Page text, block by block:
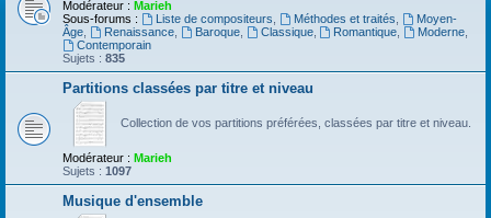
Modérateur : Marieh
Sous-forums :
Liste de compositeurs Méthodes et traités
Moyen-
Âge
Renaissance, Baroque, Classique, Romantique Moderne
Contemporain
Sujets : 835
Partitions classées par titre et niveau
Collection de vos partitions préférées, classées par titre et niveau.
Modérateur : Marieh
Sujets : 1097
Musique d'ensemble